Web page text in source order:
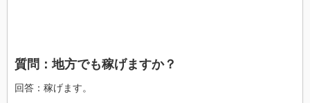
質問：地方でも稼げますか？
回答：稼げます。